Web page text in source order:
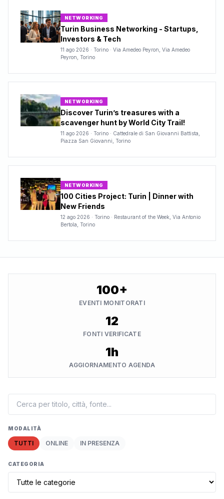
NETWORKING
Turin Business Networking - Startups,
Investors & Tech
11 ago 2026 · Torino · Via Amedeo Peyron, Via Amedeo
Peyron, Torino
NETWORKING
Discover Turin’s treasures with a
scavenger hunt by World City Trail!
11 ago 2026 · Torino · Cattedrale di San Giovanni Battista,
Piazza San Giovanni, Torino
NETWORKING
100 Cities Project: Turin | Dinner with
New Friends
12 ago 2026 · Torino · Restaurant of the Week, Via Antonio
Bertola, Torino
100+
EVENTI MONITORATI
12
FONTI VERIFICATE
1h
AGGIORNAMENTO AGENDA
MODALITÀ
TUTTI ONLINE IN PRESENZA
CATEGORIA